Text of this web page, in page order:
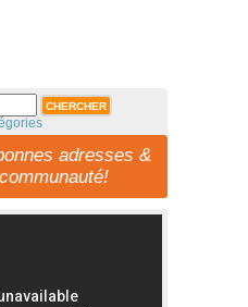
adresses &